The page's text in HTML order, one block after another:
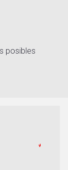
posibles